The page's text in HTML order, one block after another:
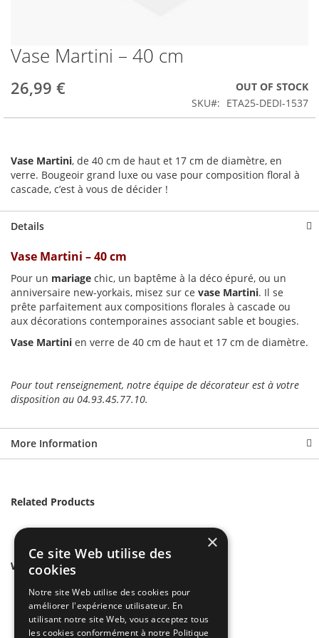
Skip
to
the
beginning
Vase Martini – 40 cm
26,99 €
OUT OF STOCK
SKU
ETA25-DEDI-1537
Vase Martini, de 40 cm de haut et 17 cm de diamètre, en
verre. Bougeoir grand luxe ou vase pour composition floral à
cascade, c’est à vous de décider !
Details
Vase Martini – 40 cm
Pour un mariage chic, un baptême à la déco épuré, ou un
anniversaire new-yorkais, misez sur ce vase Martini. Il se
prête parfaitement aux compositions florales à cascade ou
aux décorations contemporaines associant sable et bougies.
Vase Martini en verre de 40 cm de haut et 17 cm de diamètre.
Pour tout renseignement, notre équipe de décorateur est à votre
disposition au 04.93.45.77.10.
More Information
Related Products
We found other products you might like!
×
Ce site Web utilise des
cookies
Notre site Web utilise des cookies pour
améliorer l'expérience utilisateur. En
utilisant notre site Web, vous acceptez tous
les cookies conformément à notre Politique